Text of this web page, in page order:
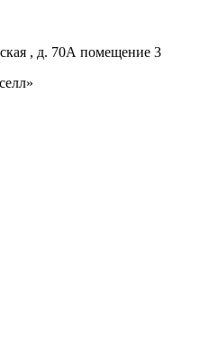
, д. 70А помещение 3